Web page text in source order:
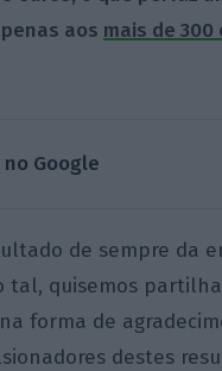
aos mais de
Google
de sempre da
quisemos
forma de
destes